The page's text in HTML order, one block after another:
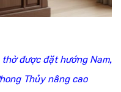
được đặt hướng Nam,
Thủy nâng cao